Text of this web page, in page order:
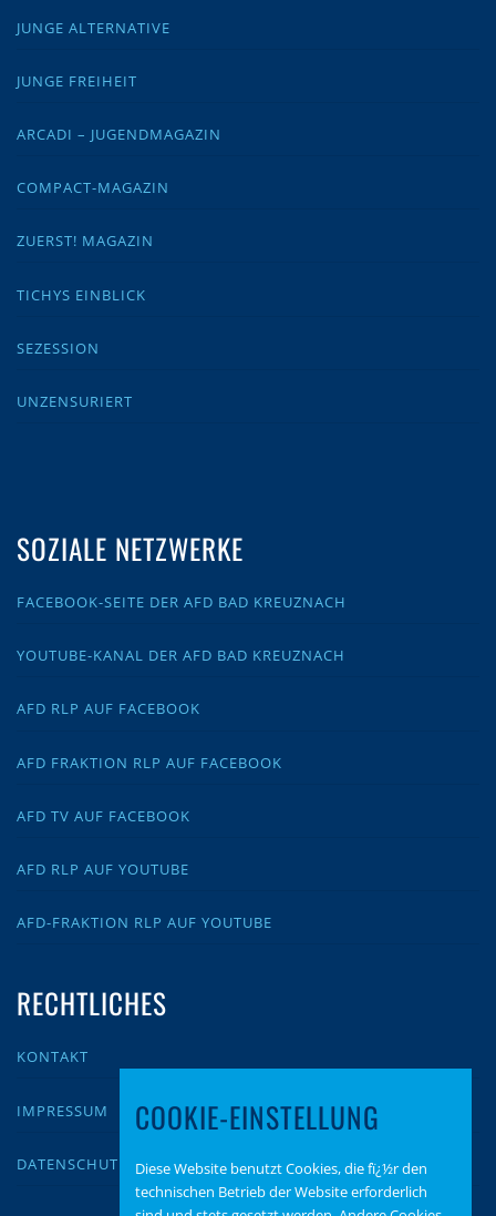
JUNGE ALTERNATIVE
JUNGE FREIHEIT
ARCADI – JUGENDMAGAZIN
COMPACT-MAGAZIN
ZUERST! MAGAZIN
TICHYS EINBLICK
SEZESSION
UNZENSURIERT
SOZIALE NETZWERKE
FACEBOOK-SEITE DER AFD BAD KREUZNACH
YOUTUBE-KANAL DER AFD BAD KREUZNACH
AFD RLP AUF FACEBOOK
AFD FRAKTION RLP AUF FACEBOOK
AFD TV AUF FACEBOOK
AFD RLP AUF YOUTUBE
AFD-FRAKTION RLP AUF YOUTUBE
RECHTLICHES
KONTAKT
IMPRESSUM
DATENSCHUTZ
COOKIE-EINSTELLUNG
Diese Website benutzt Cookies, die fï¿½r den
technischen Betrieb der Website erforderlich